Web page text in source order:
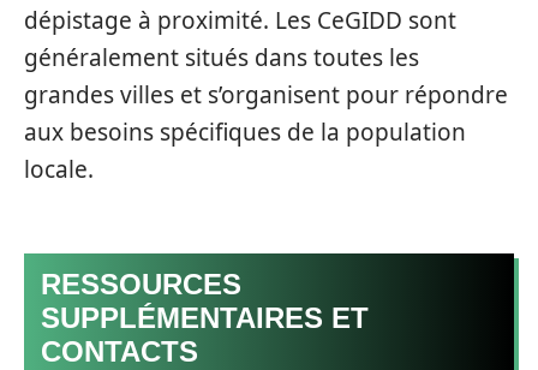
dépistage à proximité. Les CeGIDD sont
généralement situés dans toutes les
grandes villes et s’organisent pour répondre
aux besoins spécifiques de la population
locale.
RESSOURCES
SUPPLÉMENTAIRES ET
CONTACTS